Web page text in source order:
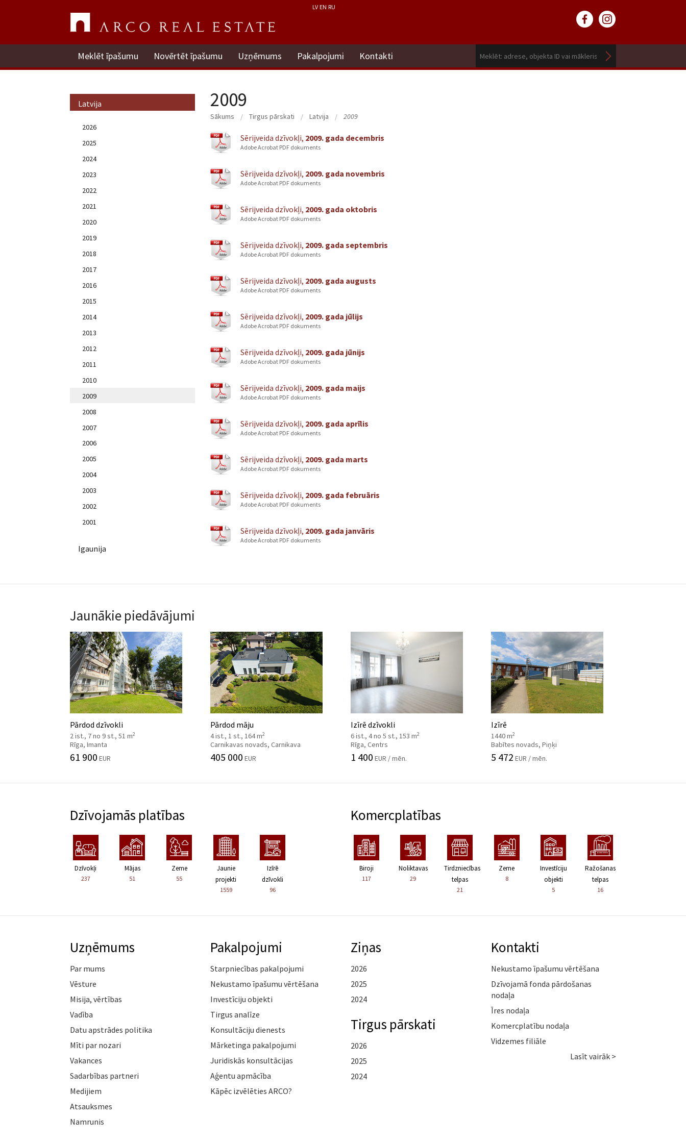
LV EN RU
Meklēt īpašumu Novērtēt īpašumu Uzņēmums Pakalpojumi Kontakti
Latvija
2026
2025
2024
2023
2022
2021
2020
2019
2018
2017
2016
2015
2014
2013
2012
2011
2010
2009
2008
2007
2006
2005
2004
2003
2002
2001
Igaunija
2009
Sākums Tirgus pārskati Latvija 2009
Sērijveida dzīvokļi, 2009. gada decembris
Adobe Acrobat PDF dokuments
Sērijveida dzīvokļi, 2009. gada novembris
Adobe Acrobat PDF dokuments
Sērijveida dzīvokļi, 2009. gada oktobris
Adobe Acrobat PDF dokuments
Sērijveida dzīvokļi, 2009. gada septembris
Adobe Acrobat PDF dokuments
Sērijveida dzīvokļi, 2009. gada augusts
Adobe Acrobat PDF dokuments
Sērijveida dzīvokļi, 2009. gada jūlijs
Adobe Acrobat PDF dokuments
Sērijveida dzīvokļi, 2009. gada jūnijs
Adobe Acrobat PDF dokuments
Sērijveida dzīvokļi, 2009. gada maijs
Adobe Acrobat PDF dokuments
Sērijveida dzīvokļi, 2009. gada aprīlis
Adobe Acrobat PDF dokuments
Sērijveida dzīvokļi, 2009. gada marts
Adobe Acrobat PDF dokuments
Sērijveida dzīvokļi, 2009. gada februāris
Adobe Acrobat PDF dokuments
Sērijveida dzīvokļi, 2009. gada janvāris
Adobe Acrobat PDF dokuments
Jaunākie piedāvājumi
Pārdod dzīvokli
2 ist., 7 no 9 st., 51 m2
Rīga, Imanta
61 900 EUR
Pārdod māju
4 ist., 1 st., 164 m2
Carnikavas novads, Carnikava
405 000 EUR
Izīrē dzīvokli
6 ist., 4 no 5 st., 153 m2
Rīga, Centrs
1 400 EUR / mēn.
Izīrē
1440 m2
Babītes novads, Piņķi
5 472 EUR / mēn.
Dzīvojamās platības
Dzīvokļi
237
Mājas
51
Zeme
55
Jaunie
projekti
1559
Izīrē
dzīvokli
96
Komercplatības
Biroji
117
Noliktavas
29
Tirdzniecības
telpas
21
Zeme
8
Investīciju
objekti
5
Ražošanas
telpas
16
Uzņēmums
Par mums
Vēsture
Misija, vērtības
Vadība
Datu apstrādes politika
Mīti par nozari
Vakances
Sadarbības partneri
Medijiem
Atsauksmes
Namrunis
Pakalpojumi
Starpniecības pakalpojumi
Nekustamo īpašumu vērtēšana
Investīciju objekti
Tirgus analīze
Konsultāciju dienests
Mārketinga pakalpojumi
Juridiskās konsultācijas
Aģentu apmācība
Kāpēc izvēlēties ARCO?
Ziņas
2026
2025
2024
Tirgus pārskati
2026
2025
2024
Kontakti
Nekustamo īpašumu vērtēšana
Dzīvojamā fonda pārdošanas
nodaļa
Īres nodaļa
Komercplatību nodaļa
Vidzemes filiāle
Lasīt vairāk >